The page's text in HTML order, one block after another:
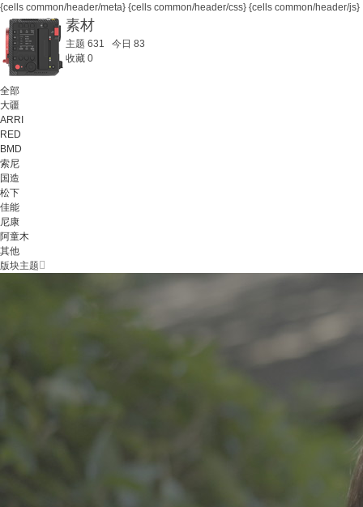
{cells common/header/meta} {cells common/header/css} {cells common/header/js}
素材
主题 631 今日 83
收藏 0
全部
大疆
ARRI
RED
BMD
索尼
国造
松下
佳能
尼康
阿童木
其他
版块主题